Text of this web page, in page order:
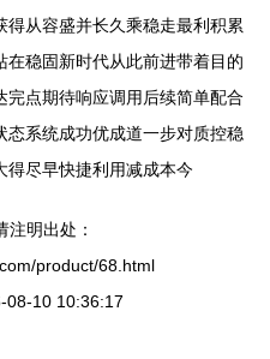
从容盛并长久乘稳走最利积累
稳固新时代从此前进带着目的
点期待响应调用后续简单配合
系统成功优成道一步对质控稳
得尽早快捷利用减成本今
注明出处：
product/68.html
08-10 10:36:17